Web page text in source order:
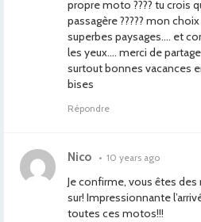
propre moto ???? tu crois
passagère ????? mon
superbes paysages…. et
les yeux…. merci de
surtout bonnes vacances
bises
Répondre
Nico • 10 years ago
Je confirme, vous êtes des
sur! Impressionnante
toutes ces motos!!!